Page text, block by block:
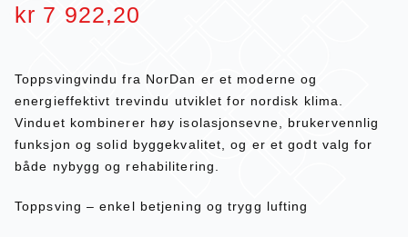
kr 7 922,20
Toppsvingvindu fra NorDan er et moderne og
energieffektivt trevindu utviklet for nordisk klima.
Vinduet kombinerer høy isolasjonsevne, brukervennlig
funksjon og solid byggekvalitet, og er et godt valg for
både nybygg og rehabilitering.
Toppsving – enkel betjening og trygg lufting